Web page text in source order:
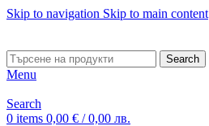
Skip to navigation Skip to main content
Search
Menu
Search
0 items 0,00 € / 0,00 лв.